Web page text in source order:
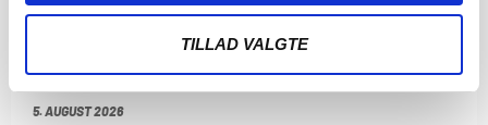
TILLAD VALGTE
HAPPY HOUR OG MUSIKBINGO I ABSALONS HULE I
3F FANZONEN
5. AUGUST 2026